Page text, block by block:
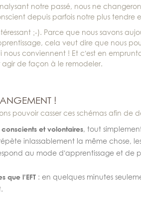
notre passé, nous ne
depuis parfois notre plus tendre
;-). Parce que nous savons
cela veut dire que nous
conviennent ! Et c’est en
de façon à le remodeler.
!
pouvoir casser ces schémas afin de
et volontaires, tout
inlassablement la même chose,
au mode d’apprentissage et de
que l’EFT : en quelques minutes